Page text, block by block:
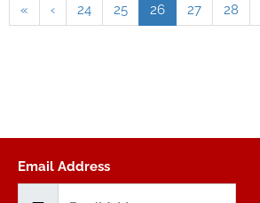
« ‹ 24 25 26 27 28
Email Address